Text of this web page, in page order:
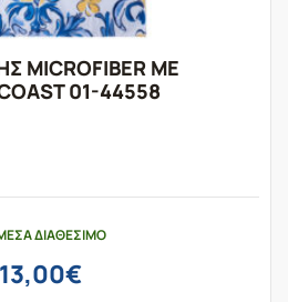
MICROFIBER ΜΕ
01-44558
ΔΙΑΘΈΣΙΜΟ
13,00€